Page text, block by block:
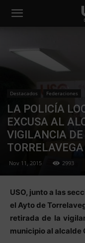
Destacados Federaciones
LA POLICÍA
EXCUSA AL
VIGILANCIA
TORRELAVEGA
Nov 11, 2015 2993
USO, junto a las
el Ayto de
retirada de la
municipio al alcalde